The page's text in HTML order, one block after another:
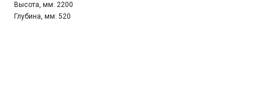
Высота, мм: 2200
Глубина, мм: 520